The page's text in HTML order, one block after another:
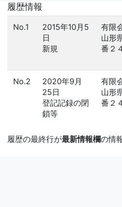
履歴情報
No.1
2015年10月5
日
新規
有限
山形
番２
No.2
2020年9月
25日
登記記録の閉
鎖等
有限
山形
番２
履歴の最終行が最新情報欄の情